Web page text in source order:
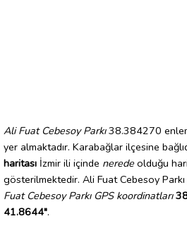
Ali Fuat Cebesoy Parkı38.384270
yer almaktadır. Karabağlar ilçesine
haritası İzmir ili içinde nerede olduğu
gösterilmektedir. Ali Fuat Cebesoy
Fuat Cebesoy Parkı GPS koordinatları
41.8644".